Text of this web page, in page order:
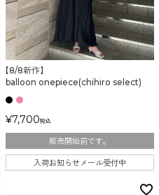
【8/8新作】
balloon onepiece(chihiro select)
¥7,700税込
販売開始前です。
入荷お知らせメール受付中